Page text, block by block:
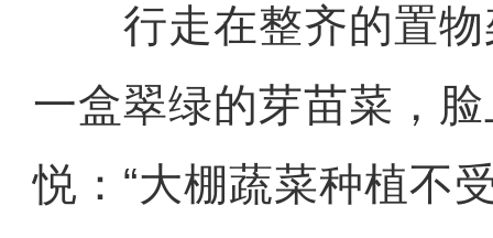
行走在整齐的置物
一盒翠绿的芽苗菜，
悦：“大棚蔬菜种植不